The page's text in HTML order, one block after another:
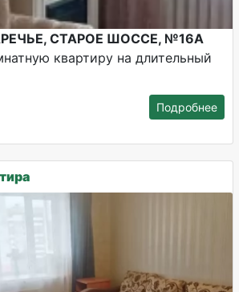
СТАРОЕ ШОССЕ, №16А
квартиру на длительный
Подробнее